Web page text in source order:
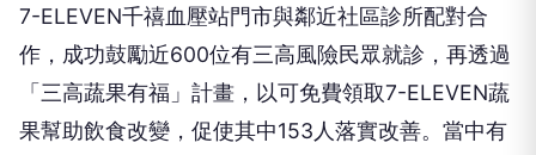
7-ELEVEN千禧血壓站門市與鄰近社區診所配對合
作，成功鼓勵近600位有三高風險民眾就診，再透過
「三高蔬果有福」計畫，以可免費領取7-ELEVEN蔬
果幫助飲食改變，促使其中153人落實改善。當中有